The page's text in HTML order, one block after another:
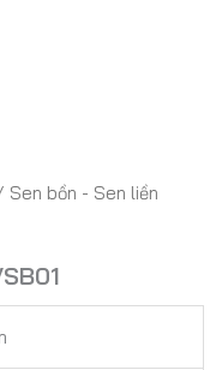
Sen bồn - Sen liền